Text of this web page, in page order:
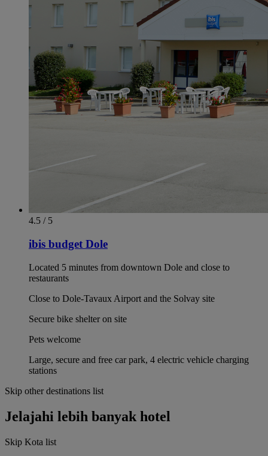
4.5 / 5
ibis budget Dole
Located 5 minutes from downtown Dole and close to
restaurants
Close to Dole-Tavaux Airport and the Solvay site
Secure bike shelter on site
Pets welcome
Large, secure and free car park, 4 electric vehicle charging
stations
Skip other destinations list
Jelajahi lebih banyak hotel
Skip Kota list